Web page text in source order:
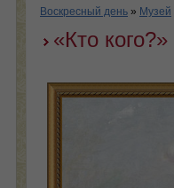
Воскресный день » Музей
«Кто кого?»